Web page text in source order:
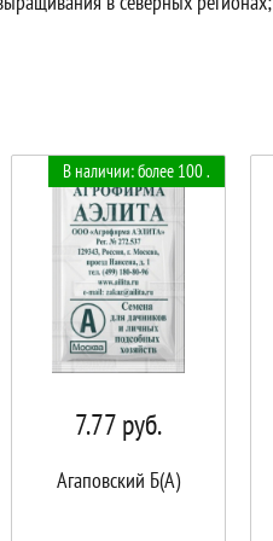
В наличии: более 100 .
7.77руб.
Агаповский Б(А)